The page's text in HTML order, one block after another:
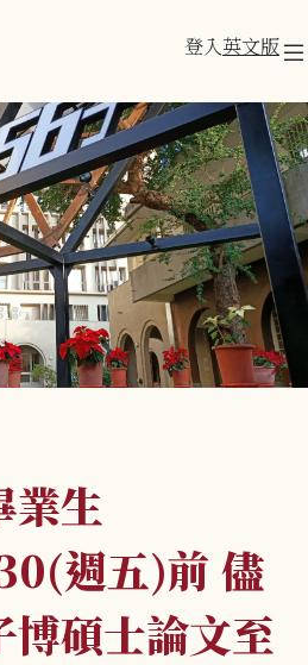
登入英文版
業生
週五)前 儘
博碩士論文至